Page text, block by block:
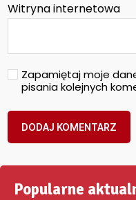
Witryna internetowa
Zapamiętaj moje
pisania kolejnych
Popularne